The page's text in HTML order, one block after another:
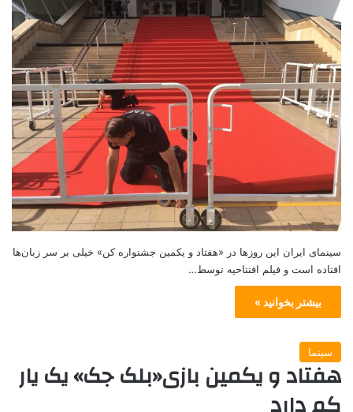
سینمای ایران این روزها در «هفتاد و یکمین جشنواره کن» خیلی بر سر زبان‌ها
افتاده است و فیلم افتتاحیه توسط…
بیشتر بخوانید »
سینما
هفتاد و یکمین بازی«بلک جک» یک یار